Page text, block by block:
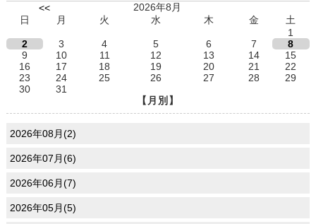
<<
2026年8月
日
月 火 水 木 金
土
1
2
3 4 5 6 7
8
9
10 11 12 13 14
15
16
17 18 19 20 21
22
23
24 25 26 27 28
29
30
31
【月別】
2026年08月(2)
2026年07月(6)
2026年06月(7)
2026年05月(5)